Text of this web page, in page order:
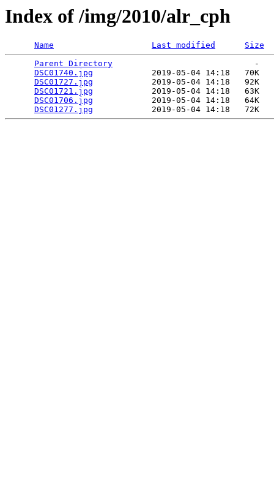
Index of /img/2010/alr_cph
Name Last modified
Size
Parent Directory
                             -
DSC01740.jpg
            2019-05-04 14:18   70K
DSC01727.jpg
            2019-05-04 14:18   92K
DSC01721.jpg
            2019-05-04 14:18   63K
DSC01706.jpg
            2019-05-04 14:18   64K
DSC01277.jpg